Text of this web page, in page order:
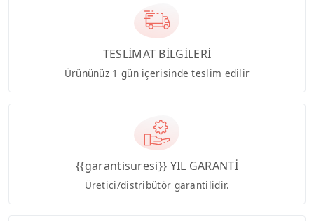
TESLİMAT BİLGİLERİ
Ürününüz 1 gün içerisinde teslim edilir
{{garantisuresi}} YIL GARANTİ
Üretici/distribütör garantilidir.